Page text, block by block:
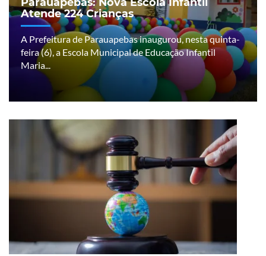
Atende 224 Crianças
A Prefeitura de Parauapebas inaugurou, nesta quinta-
feira (6), a Escola Municipal de Educação Infantil
Maria...